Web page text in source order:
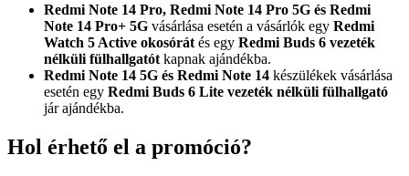
Redmi Note 14 Pro, Redmi Note 14 Pro 5G és Redmi
Note 14 Pro+ 5G vásárlása esetén a vásárlók egy Redmi
Watch 5 Active okosórát és egy Redmi Buds 6 vezeték
nélküli fülhallgatót kapnak ajándékba.
Redmi Note 14 5G és Redmi Note 14 készülékek vásárlása
esetén egy Redmi Buds 6 Lite vezeték nélküli fülhallgató
jár ajándékba.
Hol érhető el a promóció?